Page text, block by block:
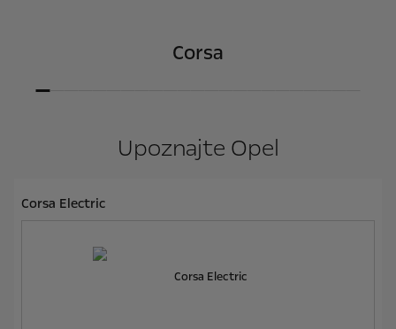
Corsa
Upoznajte Opel
Corsa Electric
Corsa Electric